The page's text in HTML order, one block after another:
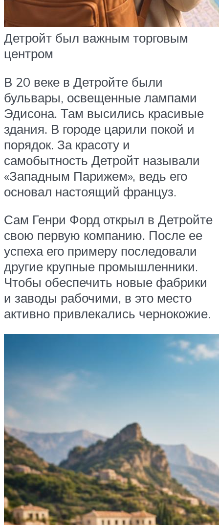
Детройт был важным торговым
центром
В 20 веке в Детройте были
бульвары, освещенные лампами
Эдисона. Там высились красивые
здания. В городе царили покой и
порядок. За красоту и
самобытность Детройт называли
«Западным Парижем», ведь его
основал настоящий француз.
Сам Генри Форд открыл в Детройте
свою первую компанию. После ее
успеха его примеру последовали
другие крупные промышленники.
Чтобы обеспечить новые фабрики
и заводы рабочими, в это место
активно привлекались чернокожие.